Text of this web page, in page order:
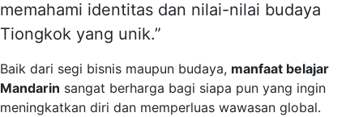
memahami identitas dan nilai-nilai budaya
Tiongkok yang unik.”
Baik dari segi bisnis maupun budaya, manfaat belajar
Mandarin sangat berharga bagi siapa pun yang ingin
meningkatkan diri dan memperluas wawasan global.